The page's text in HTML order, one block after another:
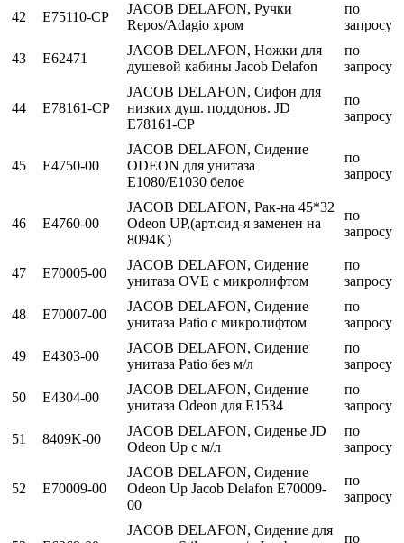
42 E75110-CP
JACOB DELAFON, Ручки
Repos/Adagio хром
по
запросу
43 E62471
JACOB DELAFON, Ножки для
душевой кабины Jacob Delafon
по
запросу
44 E78161-CP
JACOB DELAFON, Сифон для
низких душ. поддонов. JD
E78161-CP
по
запросу
45 E4750-00
JACOB DELAFON, Сидение
ODEON для унитаза
E1080/E1030 белое
по
запросу
46 E4760-00
JACOB DELAFON, Рак-на 45*32
Odeon UP,(арт.сид-я заменен на
8094K)
по
запросу
47 E70005-00
JACOB DELAFON, Сидение
унитаза OVE с микролифтом
по
запросу
48 E70007-00
JACOB DELAFON, Сидение
унитаза Patio с микролифтом
по
запросу
49 E4303-00
JACOB DELAFON, Сидение
унитаза Patio без м/л
по
запросу
50 E4304-00
JACOB DELAFON, Сидение
унитаза Odeon для Е1534
по
запросу
51 8409K-00
JACOB DELAFON, Сиденье JD
Odeon Up c м/л
по
запросу
52 E70009-00
JACOB DELAFON, Сидение
Odeon Up Jacob Delafon E70009-
00
по
запросу
JACOB DELAFON, Сидение для
по